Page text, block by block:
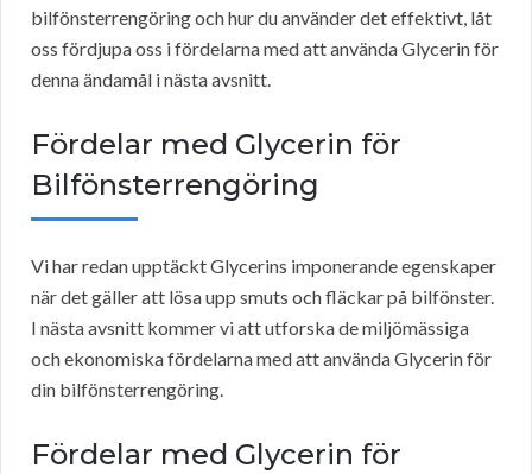
bilfönsterrengöring och hur du använder det effektivt, låt
oss fördjupa oss i fördelarna med att använda Glycerin för
denna ändamål i nästa avsnitt.
Fördelar med Glycerin för
Bilfönsterrengöring
Vi har redan upptäckt Glycerins imponerande egenskaper
när det gäller att lösa upp smuts och fläckar på bilfönster.
I nästa avsnitt kommer vi att utforska de miljömässiga
och ekonomiska fördelarna med att använda Glycerin för
din bilfönsterrengöring.
Fördelar med Glycerin för